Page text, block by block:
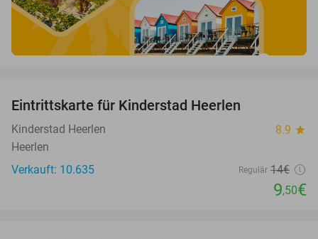
Eintrittskarte für Kinderstad Heerlen
Kinderstad Heerlen 8.9 star
Heerlen
Verkauft: 10.635
Regulär 14€
9,50€